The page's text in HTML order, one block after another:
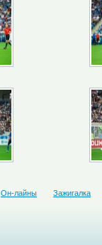
Он-лайны Зажигалка